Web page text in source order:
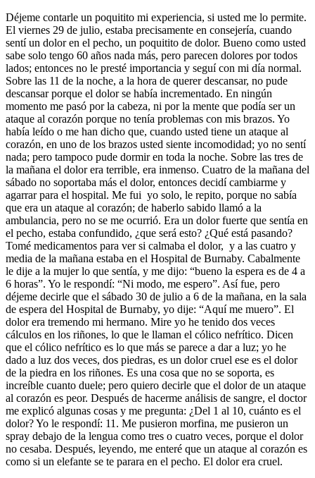
Déjeme contarle un poquitito mi experiencia, si usted me lo permite.
El viernes 29 de julio, estaba precisamente en consejería, cuando
sentí un dolor en el pecho, un poquitito de dolor. Bueno como usted
sabe solo tengo 60 años nada más, pero parecen dolores por todos
lados; entonces no le presté importancia y seguí con mi día normal.
Sobre las 11 de la noche, a la hora de querer descansar, no pude
descansar porque el dolor se había incrementado. En ningún
momento me pasó por la cabeza, ni por la mente que podía ser un
ataque al corazón porque no tenía problemas con mis brazos. Yo
había leído o me han dicho que, cuando usted tiene un ataque al
corazón, en uno de los brazos usted siente incomodidad; yo no sentí
nada; pero tampoco pude dormir en toda la noche. Sobre las tres de
la mañana el dolor era terrible, era inmenso. Cuatro de la mañana del
sábado no soportaba más el dolor, entonces decidí cambiarme y
agarrar para el hospital. Me fui yo solo, le repito, porque no sabía
que era un ataque al corazón; de haberlo sabido llamó a la
ambulancia, pero no se me ocurrió. Era un dolor fuerte que sentía en
el pecho, estaba confundido, ¿que será esto? ¿Qué está pasando?
Tomé medicamentos para ver si calmaba el dolor, y a las cuatro y
media de la mañana estaba en el Hospital de Burnaby. Cabalmente
le dije a la mujer lo que sentía, y me dijo: “bueno la espera es de 4 a
6 horas”. Yo le respondí: “Ni modo, me espero”. Así fue, pero
déjeme decirle que el sábado 30 de julio a 6 de la mañana, en la sala
de espera del Hospital de Burnaby, yo dije: “Aquí me muero”. El
dolor era tremendo mi hermano. Mire yo he tenido dos veces
cálculos en los riñones, lo que le llaman el cólico nefrítico. Dicen
que el cólico nefrítico es lo que más se parece a dar a luz; yo he
dado a luz dos veces, dos piedras, es un dolor cruel ese es el dolor
de la piedra en los riñones. Es una cosa que no se soporta, es
increíble cuanto duele; pero quiero decirle que el dolor de un ataque
al corazón es peor. Después de hacerme análisis de sangre, el doctor
me explicó algunas cosas y me pregunta: ¿Del 1 al 10, cuánto es el
dolor? Yo le respondí: 11. Me pusieron morfina, me pusieron un
spray debajo de la lengua como tres o cuatro veces, porque el dolor
no cesaba. Después, leyendo, me enteré que un ataque al corazón es
como si un elefante se te parara en el pecho. El dolor era cruel.